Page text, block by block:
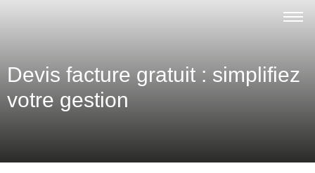
Devis facture gratuit : simplifiez
votre gestion